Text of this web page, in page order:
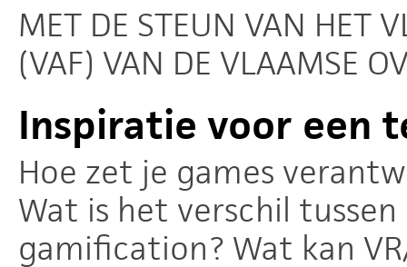
MET DE STEUN VAN HET
(VAF) VAN DE VLAAMSE
Inspiratie voor een
Hoe zet je games
Wat is het verschil
gamification? Wat kan